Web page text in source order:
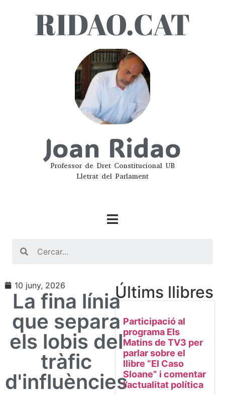
RIDAO.CAT
Joan Ridao
Professor de Dret Constitucional UB
Lletrat del Parlament
10 juny, 2026
La fina línia
que separa
els lobis del
tràfic
d'influències
Últims llibres
Participació al
programa Els
Matins de TV3 per
parlar sobre el
llibre “El Caso
Sloane” i comentar
l’actualitat política